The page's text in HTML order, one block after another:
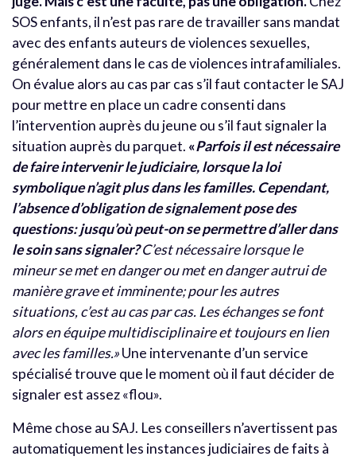
SOS enfants, il n’est pas rare de travailler sans mandat
avec des enfants auteurs de violences sexuelles,
généralement dans le cas de violences intrafamiliales.
On évalue alors au cas par cas s’il faut contacter le SAJ
pour mettre en place un cadre consenti dans
l’intervention auprès du jeune ou s’il faut signaler la
situation auprès du parquet. «Parfois il est nécessaire
de faire intervenir le judiciaire, lorsque la loi
symbolique n’agit plus dans les familles. Cependant,
l’absence d’obligation de signalement pose des
questions: jusqu’où peut-on se permettre d’aller dans
le soin sans signaler?C’est nécessaire lorsque le
mineur se met en danger ou met en danger autrui de
manière grave et imminente; pour les autres
situations, c’est au cas par cas. Les échanges se font
alors en équipe multidisciplinaire et toujours en lien
avec les familles.»Une intervenante d’un service
spécialisé trouve que le moment où il faut décider de
signaler est assez «flou».
Même chose au SAJ. Les conseillers n’avertissent pas
automatiquement les instances judiciaires de faits à